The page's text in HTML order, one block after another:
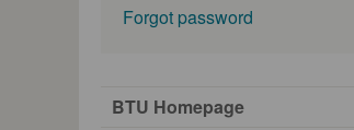
Forgot password
BTU Homepage